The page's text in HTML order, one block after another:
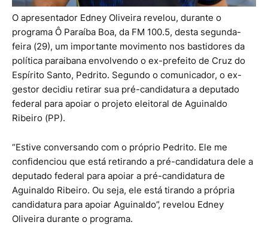
O apresentador Edney Oliveira revelou, durante o
programa Ô Paraíba Boa, da FM 100.5, desta segunda-
feira (29), um importante movimento nos bastidores da
política paraibana envolvendo o ex-prefeito de Cruz do
Espírito Santo, Pedrito. Segundo o comunicador, o ex-
gestor decidiu retirar sua pré-candidatura a deputado
federal para apoiar o projeto eleitoral de Aguinaldo
Ribeiro (PP).
“Estive conversando com o próprio Pedrito. Ele me
confidenciou que está retirando a pré-candidatura dele a
deputado federal para apoiar a pré-candidatura de
Aguinaldo Ribeiro. Ou seja, ele está tirando a própria
candidatura para apoiar Aguinaldo”, revelou Edney
Oliveira durante o programa.